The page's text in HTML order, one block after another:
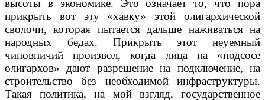
высоты в экономике. Это означает то, что пора
прикрыть вот эту «хавку» этой олигархической
сволочи, которая пытается дальше наживаться на
народных бедах. Прикрыть этот неуемный
чиновничий произвол, когда лица на «подсосе
олигархов» дают разрешение на подключение, на
строительство без необходимой инфраструктуры.
Такая политика, на мой взгляд, государственное